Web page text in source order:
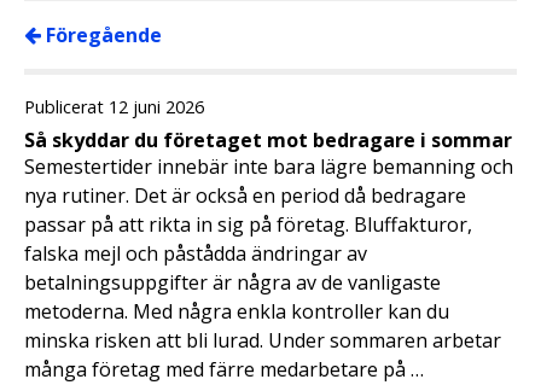
Föregående
Publicerat 12 juni 2026
Så skyddar du företaget mot bedragare i sommar
Semestertider innebär inte bara lägre bemanning och
nya rutiner. Det är också en period då bedragare
passar på att rikta in sig på företag. Bluffakturor,
falska mejl och påstådda ändringar av
betalningsuppgifter är några av de vanligaste
metoderna. Med några enkla kontroller kan du
minska risken att bli lurad. Under sommaren arbetar
många företag med färre medarbetare på …